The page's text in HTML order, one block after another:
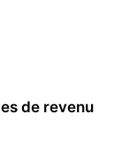
de revenu